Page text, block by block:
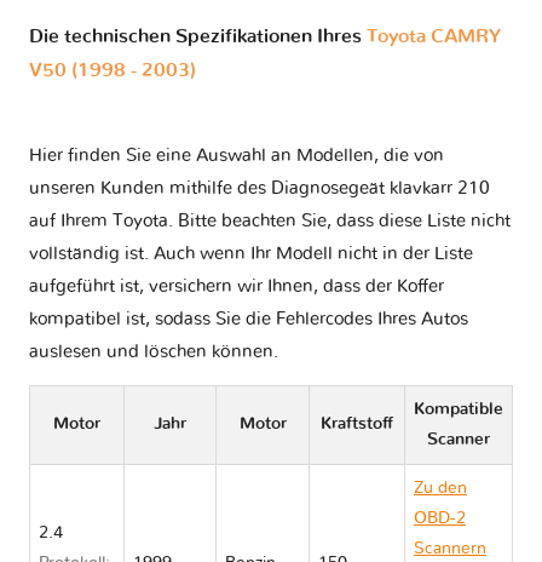
Die technischen Spezifikationen Ihres Toyota CAMRY
V50 (1998 - 2003)
Hier finden Sie eine Auswahl an Modellen, die von
unseren Kunden mithilfe des Diagnosegeät klavkarr 210
auf Ihrem Toyota. Bitte beachten Sie, dass diese Liste nicht
vollständig ist. Auch wenn Ihr Modell nicht in der Liste
aufgeführt ist, versichern wir Ihnen, dass der Koffer
kompatibel ist, sodass Sie die Fehlercodes Ihres Autos
auslesen und löschen können.
Motor Jahr Motor Kraftstoff
Kompatible
Scanner
2.4
Zu den
OBD-2
Scannern